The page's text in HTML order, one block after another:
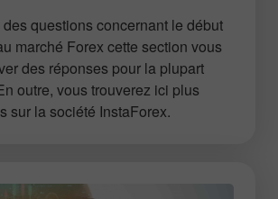
questions concernant le début
marché Forex cette section vous
des réponses pour la plupart
outre, vous trouverez ici plus
sur la société InstaForex.